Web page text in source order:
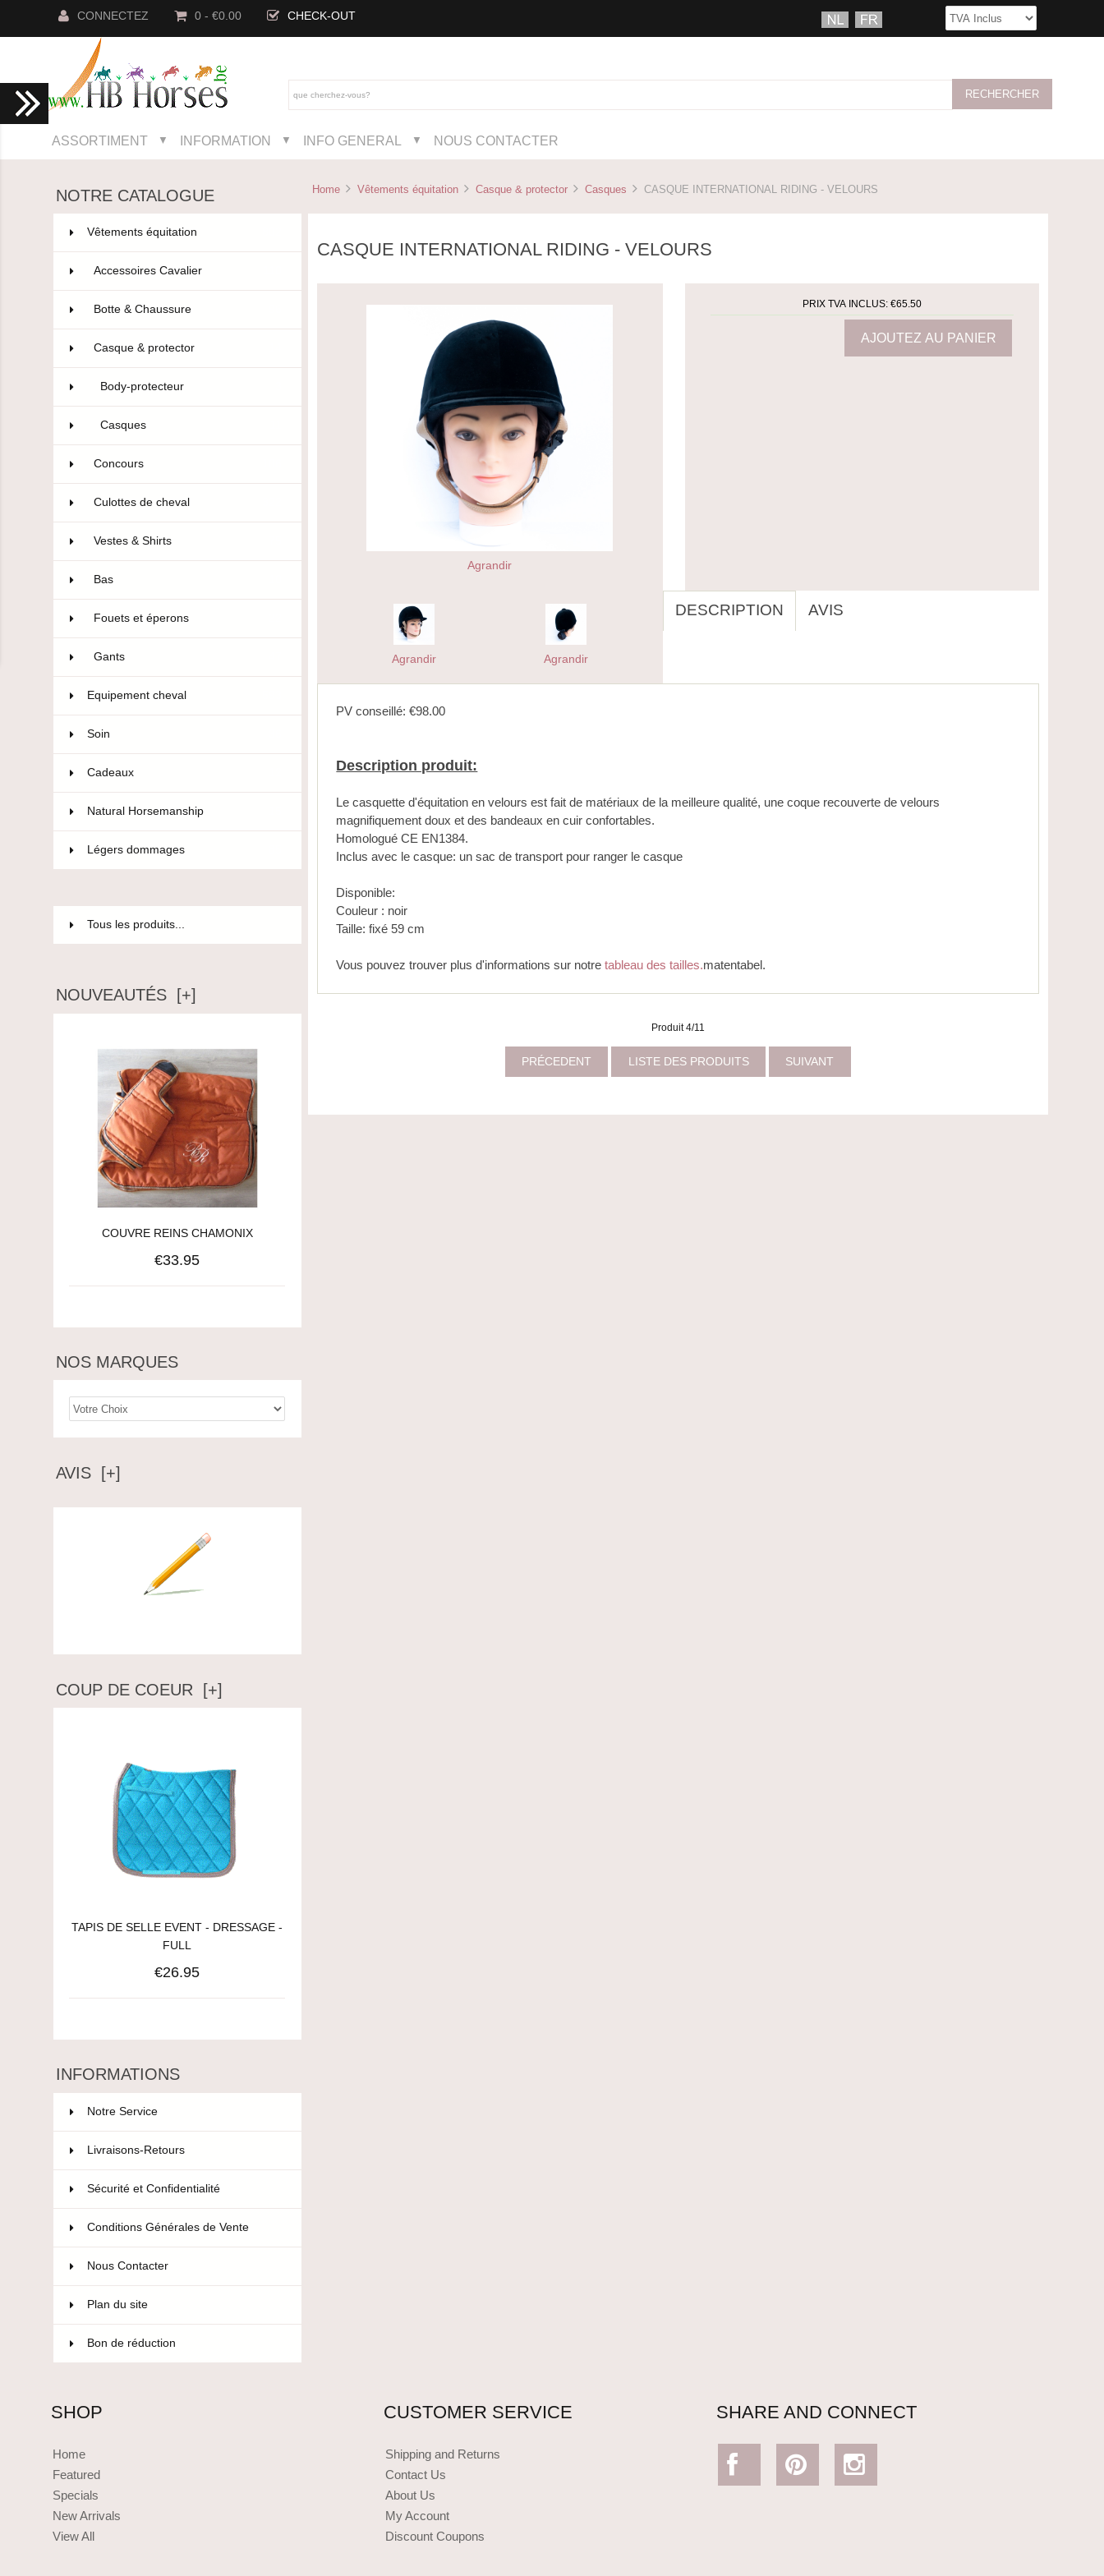
CONNECTEZ 0 - €0.00 CHECK-OUT
ASSORTIMENT ▼ INFORMATION ▼ INFO GENERAL ▼ NOUS CONTACTER
NOTRE CATALOGUE
Vêtements équitation
Accessoires Cavalier
Botte & Chaussure
Casque & protector
Body-protecteur
Casques
Concours
Culottes de cheval
Vestes & Shirts
Bas
Fouets et éperons
Gants
Equipement cheval
Soin
Cadeaux
Natural Horsemanship
Légers dommages
Tous les produits...
NOUVEAUTÉS [+]
COUVRE REINS CHAMONIX
€33.95
NOS MARQUES
AVIS [+]
COUP DE COEUR [+]
TAPIS DE SELLE EVENT - DRESSAGE -
FULL
€26.95
INFORMATIONS
Notre Service
Livraisons-Retours
Sécurité et Confidentialité
Conditions Générales de Vente
Nous Contacter
Plan du site
Bon de réduction
Home Vêtements équitation Casque & protector Casques CASQUE INTERNATIONAL RIDING - VELOURS
CASQUE INTERNATIONAL RIDING - VELOURS
Agrandir
Agrandir Agrandir
PRIX TVA INCLUS: €65.50
DESCRIPTION AVIS
PV conseillé: €98.00
Description produit:
Le casquette d'équitation en velours est fait de matériaux de la meilleure qualité, une coque recouverte de velours
magnifiquement doux et des bandeaux en cuir confortables.
Homologué CE EN1384.
Inclus avec le casque: un sac de transport pour ranger le casque
Disponible:
Couleur : noir
Taille: fixé 59 cm
Vous pouvez trouver plus d'informations sur notretableau des tailles.matentabel.
Produit 4/11
PRÉCEDENT LISTE DES PRODUITS SUIVANT
SHOP
Home
Featured
Specials
New Arrivals
View All
CUSTOMER SERVICE
Shipping and Returns
Contact Us
About Us
My Account
Discount Coupons
SHARE AND CONNECT